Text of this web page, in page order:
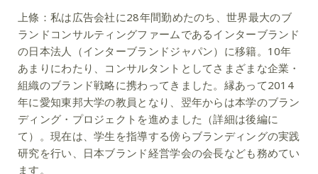
上條： 私は広告会社に28年間勤めたのち、世界最大のブ
ランドコンサルティングファームであるインターブランド
の日本法人（インターブランドジャパン）に移籍。10年
あまりにわたり、コンサルタントとしてさまざまな企業・
組織のブランド戦略に携わってきました。縁あって2014
年に愛知東邦大学の教員となり、翌年からは本学のブラン
ディング・プロジェクトを進めました（詳細は後編に
て）。現在は、学生を指導する傍らブランディングの実践
研究を行い、日本ブランド経営学会の会長なども務めてい
ます。